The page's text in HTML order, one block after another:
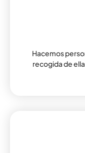
Hacemos
recogida de